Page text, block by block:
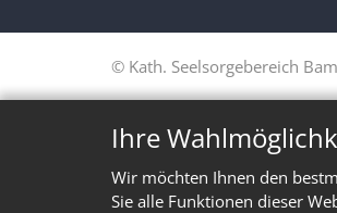
Ihre
Wir möchten Ihnen den
Sie alle Funktionen dieser
© Kath. Seelsorgebereich